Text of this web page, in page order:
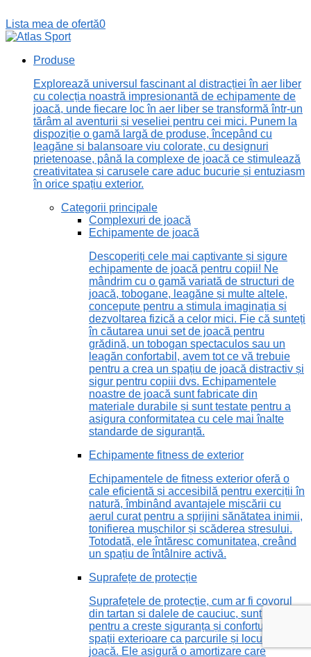
Lista mea de ofertă0
Produse
Explorează universul fascinant al distracției în aer liber
cu colecția noastră impresionantă de echipamente de
joacă, unde fiecare loc în aer liber se transformă într-un
tărâm al aventurii și veseliei pentru cei mici. Punem la
dispoziție o gamă largă de produse, începând cu
leagăne și balansoare viu colorate, cu designuri
prietenoase, până la complexe de joacă ce stimulează
creativitatea și carusele care aduc bucurie și entuziasm
în orice spațiu exterior.
Categorii principale
Complexuri de joacă
Echipamente de joacă
Descoperiți cele mai captivante și sigure
echipamente de joacă pentru copii! Ne
mândrim cu o gamă variată de structuri de
joacă, tobogane, leagăne și multe altele,
concepute pentru a stimula imaginația și
dezvoltarea fizică a celor mici. Fie că sunteți
în căutarea unui set de joacă pentru
grădină, un tobogan spectaculos sau un
leagăn confortabil, avem tot ce vă trebuie
pentru a crea un spațiu de joacă distractiv și
sigur pentru copiii dvs. Echipamentele
noastre de joacă sunt fabricate din
materiale durabile și sunt testate pentru a
asigura conformitatea cu cele mai înalte
standarde de siguranță.
Echipamente fitness de exterior
Echipamentele de fitness exterior oferă o
cale eficientă și accesibilă pentru exerciții în
natură, îmbinând avantajele mișcării cu
aerul curat pentru a sprijini sănătatea inimii,
tonifierea mușchilor și scăderea stresului.
Totodată, ele întăresc comunitatea, creând
un spațiu de întâlnire activă.
Suprafețe de protecție
Suprafețele de protecție, cum ar fi covorul
din tartan și dalele de cauciuc, sunt vitale
pentru a crește siguranța și confortul în
spații exterioare ca parcurile și locurile de
joacă. Ele asigură o amortizare care